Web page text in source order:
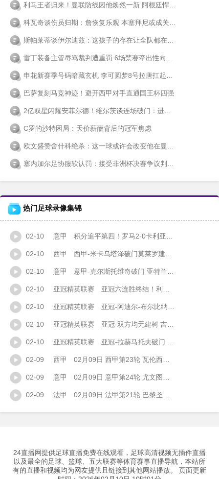
利马王者归来！曼联防线因他焕然一新 阿根廷悍将重返巅峰轨迹
科瓦奇谈伤员归期：詹恢复乐观 本塞拜尼或成关键棋子
斯帕莱蒂谈伊尔迪兹：这孩子的存在让全队都在进化
雷丁装备主管辱骂裁判遭重罚 6场禁赛牵出性向歧视风波
申花新赛季号码暗藏玄机 李可圆梦8号拉唐扛起9号重任
巴萨复刻马竞神迹！避开西甲对手直通国王杯四强
2亿双星闪耀安菲尔德！维尔茨谈连场破门：进球只是快乐的开始
C罗的沙特困局：天价薪酬背后的冠军焦虑
欧文盛赞舍什科绝杀：这一球或许会改变他在曼联的命运
塞内加尔足协服软认罚：接受非洲杯决赛争议判罚 放弃上诉权利
热门足球录像集锦
02-10 意甲 积分追平第四！罗马2-0卡利亚里 马伦双响曼奇尼、切利克送助攻
02-10 西甲 西甲-米卡乌塔泽破门莫莱罗建功 黄潜主场4-1西班牙人
02-10 意甲 意甲-克尔斯托维奇破门 亚特兰大2-1克雷莫内塞
02-10 亚冠精英联赛 亚冠六连胜终结！利雅得新月0-0迪拜青年国民 新月全场0射正
02-10 亚冠精英联赛 亚冠-阿迪尔-布尔比纳破门扳平杜海勒1-1沙迦
02-10 亚冠精英联赛 亚冠-双方均无建树 吉达国民客场0-0阿布扎比统一
02-10 亚冠精英联赛 亚冠-拉赫马托夫破门 纳萨夫1-1巴格达警察
02-09 西甲 02月09日 西甲第23轮 瓦伦西亚vs皇家马德里 全场录像
02-09 意甲 02月09日 意甲第24轮 尤文图斯vs拉齐奥 全场录像
02-09 法甲 02月09日 法甲第21轮 巴黎圣日耳曼vs马赛 全场录像
24直播网提供足球直播免费在线观看，足球高清视频无插件直播
以及最全的足球、篮球、五大联赛等体育赛事直播导航，本站所
有的直播和视频均为网友提供且链接到其他网站播放。 页面更新